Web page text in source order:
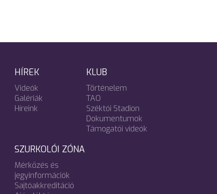
HÍREK
Videók
Galériák
Híreink
KLUB
Történelem
TAO
Széktói Stadion
Dokumentumok
Támogatói videók
SZURKOLÓI ZÓNA
Mérkőzés és
jegyinformációk
Sajtóakkreditáció